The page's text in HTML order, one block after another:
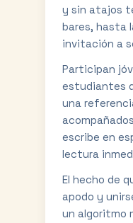
y sin atajos
bares, hasta
invitación a
Participan
estudiantes
una
escribe en
lectura
El hecho de
apodo y
un algoritmo